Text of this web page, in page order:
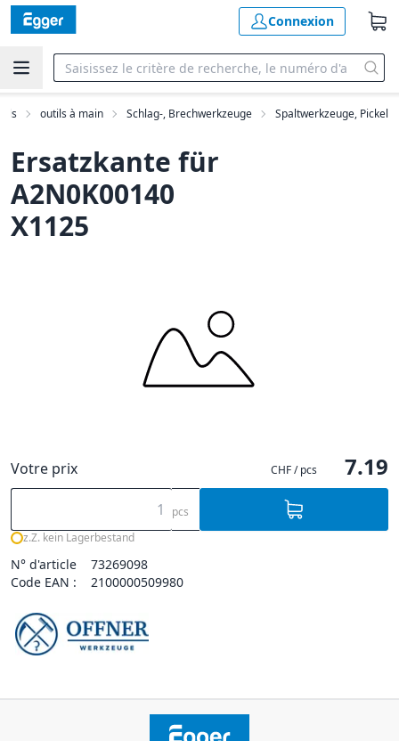
Connexion
outils à main Schlag-, Brechwerkzeuge Spaltwerkzeuge, Pickel
Ersatzkante für
A2N0K00140
X1125
Votre prix CHF / pcs 7.19
pcs
z.Z. kein Lagerbestand
N° d'article
73269098
Code EAN :
2100000509980